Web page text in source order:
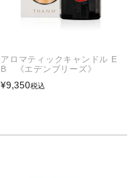
アロマティックキャンドル E
B 《エデンブリーズ》
¥9,350税込